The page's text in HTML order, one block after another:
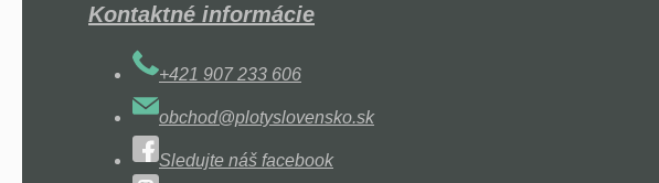
Kontaktné informácie
+421 907 233 606
obchod@plotyslovensko.sk
Sledujte náš facebook